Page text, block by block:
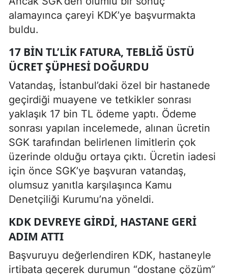
alamayınca çareyi KDK’ye başvurmakta
buldu.
17 BIN TL’LIK FATURA, TEBLIĞ ÜSTÜ
ÜCRET ŞÜPHESI DOĞURDU
Vatandaş, İstanbul’daki özel bir hastanede
geçirdiği muayene ve tetkikler sonrası
yaklaşık 17 bin TL ödeme yaptı. Ödeme
sonrası yapılan incelemede, alınan ücretin
SGK tarafından belirlenen limitlerin çok
üzerinde olduğu ortaya çıktı. Ücretin iadesi
için önce SGK’ye başvuran vatandaş,
olumsuz yanıtla karşılaşınca Kamu
Denetçiliği Kurumu’na yöneldi.
KDK DEVREYE GIRDI, HASTANE GERI
ADIM ATTI
Başvuruyu değerlendiren KDK, hastaneyle
irtibata geçerek durumun “dostane çözüm”